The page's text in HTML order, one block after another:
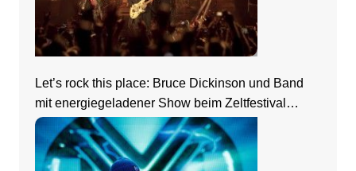
Let’s rock this place: Bruce Dickinson und Band
mit energiegeladener Show beim Zeltfestival
Rhein-Neckar